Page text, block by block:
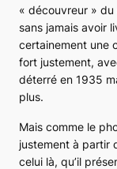
« découvreur »
sans jamais avoir
certainement une
fort justement,
déterré en 1935
plus.
Mais comme le
justement à partir
celui là, qu’il